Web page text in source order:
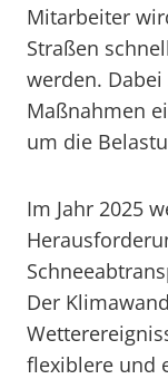
Mitarbeiter
Straßen
werden.
Maßnahmen
um die
Im Jahr 2025
Der
flexiblere und